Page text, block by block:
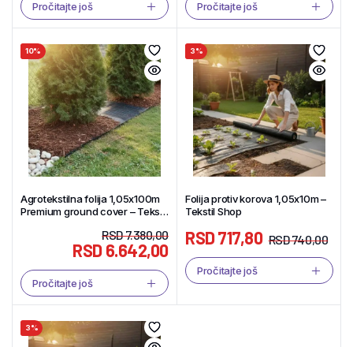
Pročitajte još Pročitajte još
10%
Agrotekstilna folija 1,05x100m
Premium ground cover – Tekstil
RSD7.380,00
RSD6.642,00
Pročitajte još
3%
Folija protiv korova 1,05x10m –
Tekstil Shop
RSD740,00
RSD717,80
Pročitajte još
3%